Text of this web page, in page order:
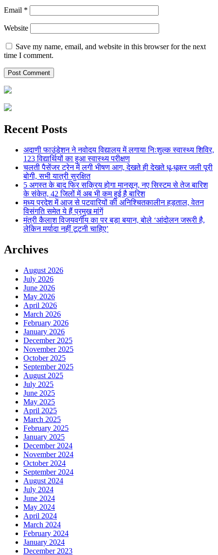
Email *
Website
Save my name, email, and website in this browser for the next
time I comment.
Recent Posts
अदाणी फाउंडेशन ने नवोदय विद्यालय में लगाया निःशुल्क स्वास्थ्य शिविर,
123 विद्यार्थियों का हुआ स्वास्थ्य परीक्षण
चलती पैसेंजर ट्रेन में लगी भीषण आग, देखते ही देखते धू-धूकर जली पूरी
बोगी, सभी यात्री सुरक्षित
5 अगस्त के बाद फिर सक्रिय होगा मानसून, नए सिस्टम से तेज बारिश
के संकेत, 42 जिलों में अब भी कम हुई है बारिश
मध्य प्रदेश में आज से पटवारियों की अनिश्चितकालीन हड़ताल, वेतन
विसंगति समेत ये हैं प्रमुख मांगें
मंत्री कैलाश विजयवर्गीय का पर बड़ा बयान, बोले ‘आंदोलन जरूरी है,
लेकिन मर्यादा नहीं टूटनी चाहिए’
Archives
August 2026
July 2026
June 2026
May 2026
April 2026
March 2026
February 2026
January 2026
December 2025
November 2025
October 2025
September 2025
August 2025
July 2025
June 2025
May 2025
April 2025
March 2025
February 2025
January 2025
December 2024
November 2024
October 2024
September 2024
August 2024
July 2024
June 2024
May 2024
April 2024
March 2024
February 2024
January 2024
December 2023